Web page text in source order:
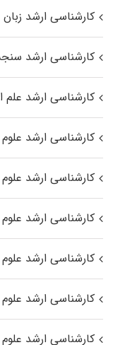
کارشناسی ارشد
کارشناسی ارشد
کارشناسی ارشد
کارشناسی ارشد
کارشناسی ارشد
کارشناسی ارشد
کارشناسی ارشد علوم
کارشناسی ارشد علوم
کارشناسی ارشد علوم